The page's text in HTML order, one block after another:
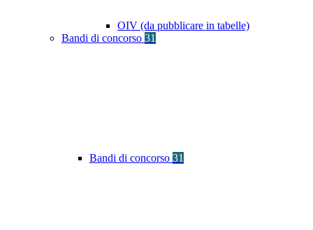
OIV (da pubblicare in tabelle)
Bandi di concorso 31
Bandi di concorso 31